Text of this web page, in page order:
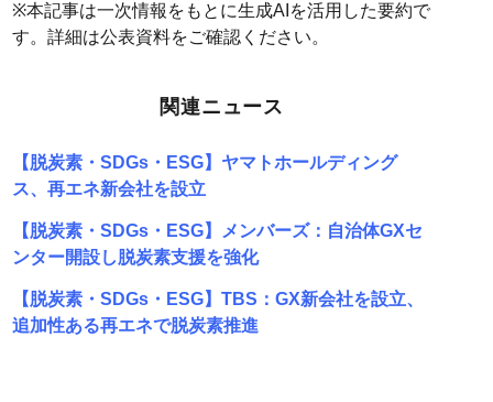
※本記事は一次情報をもとに生成AIを活用した要約で
す。詳細は公表資料をご確認ください。
関連ニュース
【脱炭素・SDGs・ESG】ヤマトホールディング
ス、再エネ新会社を設立
【脱炭素・SDGs・ESG】メンバーズ：自治体GXセ
ンター開設し脱炭素支援を強化
【脱炭素・SDGs・ESG】TBS：GX新会社を設立、
追加性ある再エネで脱炭素推進